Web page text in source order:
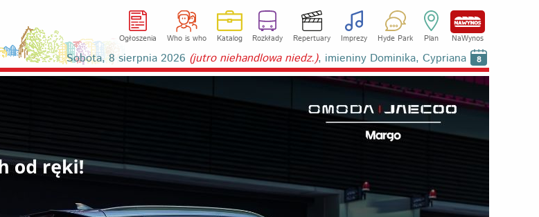
Ogłoszenia Who is who Katalog Rozkłady Repertuary Imprezy Hyde Park Plan NaWynos
Sobota, 8 sierpnia 2026 (jutro niehandlowa niedz.), imieniny Dominika, Cypriana 8